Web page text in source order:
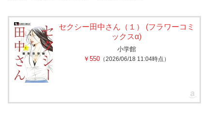
セクシー田中さん（１） (フラワーコミ
ックスα)
小学館
￥550 （2026/06/18 11:04時点）